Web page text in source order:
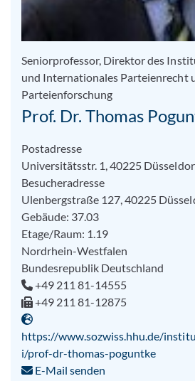
Seniorprofessor, Direktor des
und Internationales Parteienrecht
Parteienforschung
Prof. Dr. Thomas
Postadresse
Universitätsstr. 1, 40225
Besucheradresse
Ulenbergstraße 127, 40225
Gebäude: 37.03
Etage/Raum: 1.19
Nordrhein-Westfalen
Bundesrepublik Deutschland
+49 211 81-14555
+49 211 81-12875
https://www.sozwiss.hhu.de/
i/prof-dr-thomas-poguntke
E-Mail senden